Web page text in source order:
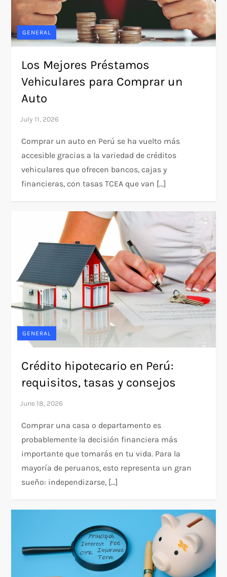
GENERAL
Los Mejores Préstamos
Vehiculares para Comprar un
Auto
Comprar un auto en Perú se ha vuelto más
accesible gracias a la variedad de créditos
vehiculares que ofrecen bancos, cajas y
financieras, con tasas TCEA que van […]
GENERAL
Crédito hipotecario en Perú:
requisitos, tasas y consejos
Comprar una casa o departamento es
probablemente la decisión financiera más
importante que tomarás en tu vida. Para la
mayoría de peruanos, esto representa un gran
sueño: independizarse, […]